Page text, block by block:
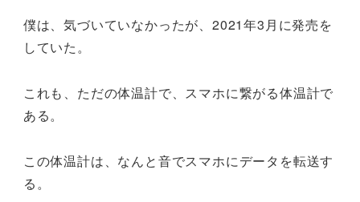
僕は、気づいていなかったが、2021年3月に発売を
していた。
これも、ただの体温計で、スマホに繋がる体温計で
ある。
この体温計は、なんと音でスマホにデータを転送す
る。